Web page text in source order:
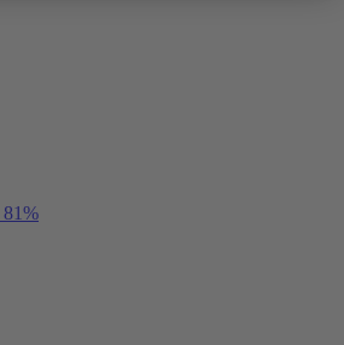
81%